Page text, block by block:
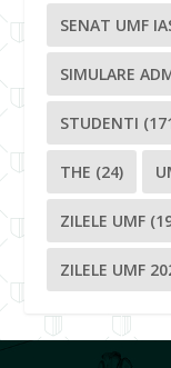
SENAT UMF
SIMULARE
STUDENTI
THE (24)
ZILELE UMF
ZILELE UMF